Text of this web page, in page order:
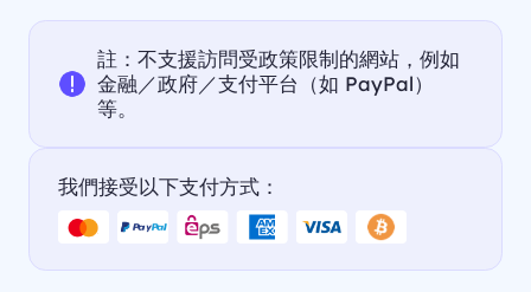
註：不支援訪問受政策限制的網站，例如
金融／政府／支付平台（如 PayPal）
等。
我們接受以下支付方式：